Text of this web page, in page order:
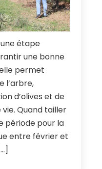
une étape
une bonne
permet
l’arbre,
d’olives et de
vie.Quand tailler
période pour la
entre février et